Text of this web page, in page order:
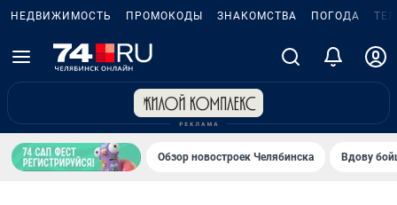
НЕДВИЖИМОСТЬ ПРОМОКОДЫ ЗНАКОМСТВА ПОГОДА
Обзор новостроек Челябинска Вдову